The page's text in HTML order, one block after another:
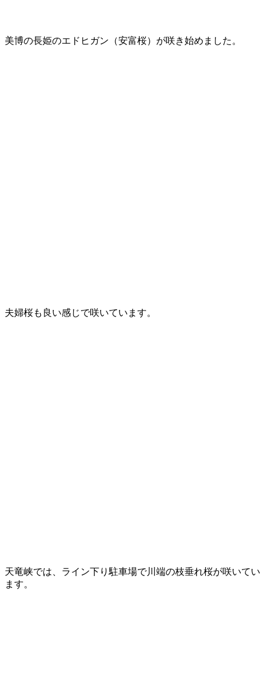
美博の長姫のエドヒガン（安富桜）が咲き始めました。
夫婦桜も良い感じで咲いています。
天竜峡では、ライン下り駐車場で川端の枝垂れ桜が咲いてい
ます。